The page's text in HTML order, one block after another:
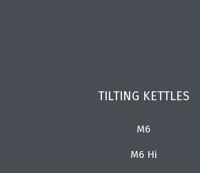
TILTING KETTLES
M6
M6 Hi